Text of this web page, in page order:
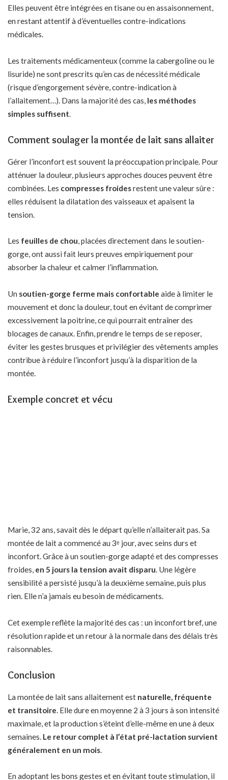
Elles peuvent être intégrées en tisane ou en assaisonnement,
en restant attentif à d’éventuelles contre-indications
médicales.
Les traitements médicamenteux (comme la cabergoline ou le
lisuride) ne sont prescrits qu’en cas de nécessité médicale
(risque d’engorgement sévère, contre-indication à
l’allaitement…). Dans la majorité des cas, les méthodes
simples suffisent.
Comment soulager la montée de lait sans allaiter
Gérer l’inconfort est souvent la préoccupation principale. Pour
atténuer la douleur, plusieurs approches douces peuvent être
combinées. Les compresses froidesrestent une valeur sûre :
elles réduisent la dilatation des vaisseaux et apaisent la
tension.
Les feuilles de chou, placées directement dans le soutien-
gorge, ont aussi fait leurs preuves empiriquement pour
absorber la chaleur et calmer l’inflammation.
Un soutien-gorge ferme mais confortable aide à limiter le
mouvement et donc la douleur, tout en évitant de comprimer
excessivement la poitrine, ce qui pourrait entraîner des
blocages de canaux. Enfin, prendre le temps de se reposer,
éviter les gestes brusques et privilégier des vêtements amples
contribue à réduire l’inconfort jusqu’à la disparition de la
montée.
Exemple concret et vécu
Marie, 32 ans, savait dès le départ qu’elle n’allaiterait pas. Sa
montée de lait a commencé au 3ᵉ jour, avec seins durs et
inconfort. Grâce à un soutien-gorge adapté et des compresses
froides, en 5 jours la tension avait disparu. Une légère
sensibilité a persisté jusqu’à la deuxième semaine, puis plus
rien. Elle n’a jamais eu besoin de médicaments.
Cet exemple reflète la majorité des cas : un inconfort bref, une
résolution rapide et un retour à la normale dans des délais très
raisonnables.
Conclusion
La montée de lait sans allaitement est naturelle, fréquente
et transitoire. Elle dure en moyenne 2 à 3 jours à son intensité
maximale, et la production s’éteint d’elle-même en une à deux
semaines. Le retour complet à l’état pré-lactation survient
généralement en un mois.
En adoptant les bons gestes et en évitant toute stimulation, il